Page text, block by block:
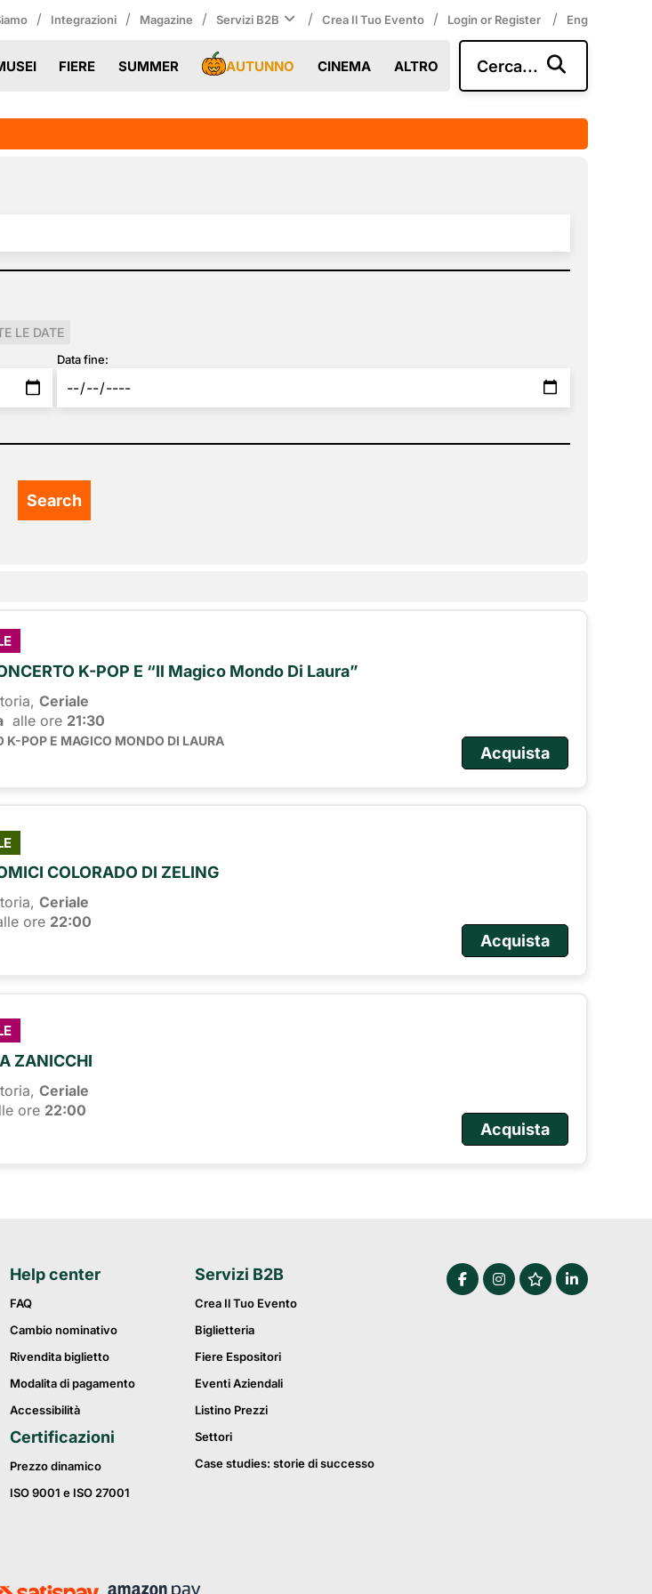
/ Integrazioni / Magazine / Servizi B2B / Crea Il Tuo Evento / Login or Register / Eng
FIERE SUMMER AUTUNNO CINEMA ALTRO Cerca...
LE DATE
Data fine:
K-POP E “Il Magico Mondo Di Laura”
Ceriale
alle ore 21:30
K-POP E MAGICO MONDO DI LAURA
Acquista
COLORADO DI ZELING
Ceriale
ore 22:00
Acquista
ZANICCHI
Ceriale
ore 22:00
Acquista
Help center
FAQ
Cambio nominativo
Rivendita biglietto
Modalita di pagamento
Accessibilità
Certificazioni
Prezzo dinamico
ISO 9001 e ISO 27001
Servizi B2B
Crea Il Tuo Evento
Biglietteria
Fiere Espositori
Eventi Aziendali
Listino Prezzi
Settori
Case studies: storie di successo